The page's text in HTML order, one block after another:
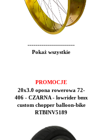
------------------------
Pokaż wszystkie
PROMOCJE
20x3.0 opona rowerowa 72-
406 - CZARNA - lowrider bmx
custom chopper balloon-bike
RTBINV5189